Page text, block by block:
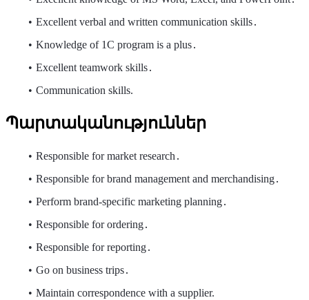
Excellent verbal and written communication skills․
Knowledge of 1C program is a plus․
Excellent teamwork skills․
Communication skills.
Պարտականություններ
Responsible for market research․
Responsible for brand management and merchandising․
Perform brand-specific marketing planning․
Responsible for ordering․
Responsible for reporting․
Go on business trips․
Maintain correspondence with a supplier.